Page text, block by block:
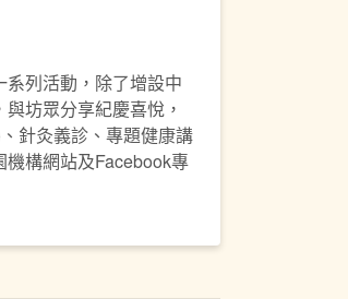
列活動，除了增設中
坊眾分享紀慶喜悅，
針灸義診、專題健康講
構網站及Facebook專